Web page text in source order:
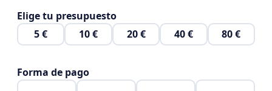
Elige tu presupuesto
5 €
10 € 20 € 40 € 80 €
Forma de pago